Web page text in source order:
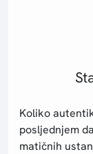
Koliko
posljednjem
matičnih